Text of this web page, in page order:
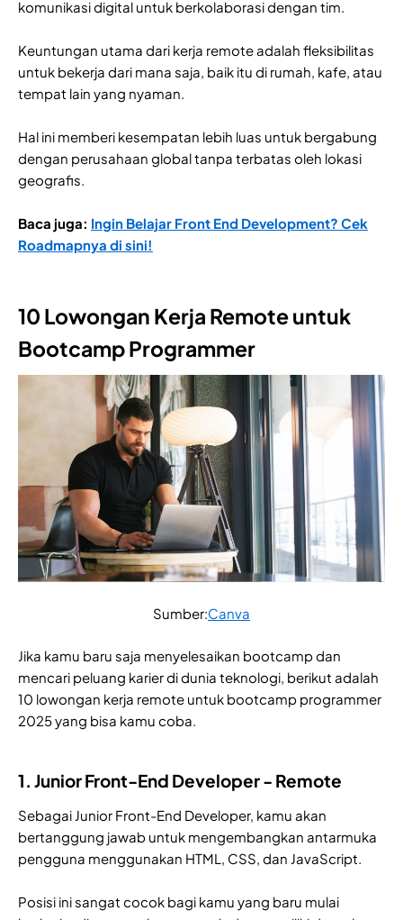
komunikasi digital untuk berkolaborasi dengan tim.
Keuntungan utama dari kerja remote adalah fleksibilitas
untuk bekerja dari mana saja, baik itu di rumah, kafe, atau
tempat lain yang nyaman.
Hal ini memberi kesempatan lebih luas untuk bergabung
dengan perusahaan global tanpa terbatas oleh lokasi
geografis.
Baca juga: Ingin Belajar Front End Development? Cek
Roadmapnya di sini!
10 Lowongan Kerja Remote untuk
Bootcamp Programmer
Sumber:Canva
Jika kamu baru saja menyelesaikan bootcamp dan
mencari peluang karier di dunia teknologi, berikut adalah
10 lowongan kerja remote untuk bootcamp programmer
2025 yang bisa kamu coba.
1. Junior Front-End Developer - Remote
Sebagai Junior Front-End Developer, kamu akan
bertanggung jawab untuk mengembangkan antarmuka
pengguna menggunakan HTML, CSS, dan JavaScript.
Posisi ini sangat cocok bagi kamu yang baru mulai